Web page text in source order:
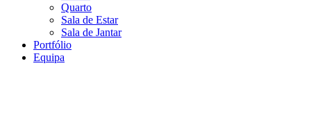
Quarto
Sala de Estar
Sala de Jantar
Portfólio
Equipa